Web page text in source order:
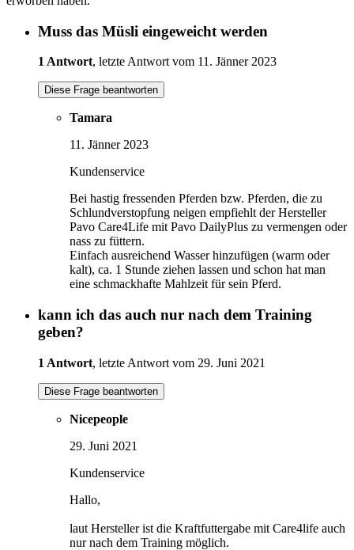
Muss das Müsli eingeweicht werden
1 Antwort, letzte Antwort vom 11. Jänner 2023
Diese Frage beantworten
Tamara
11. Jänner 2023
Kundenservice
Bei hastig fressenden Pferden bzw. Pferden, die zu
Schlundverstopfung neigen empfiehlt der Hersteller
Pavo Care4Life mit Pavo DailyPlus zu vermengen oder
nass zu füttern.
Einfach ausreichend Wasser hinzufügen (warm oder
kalt), ca. 1 Stunde ziehen lassen und schon hat man
eine schmackhafte Mahlzeit für sein Pferd.
kann ich das auch nur nach dem Training
geben?
1 Antwort, letzte Antwort vom 29. Juni 2021
Diese Frage beantworten
Nicepeople
29. Juni 2021
Kundenservice
Hallo,
laut Hersteller ist die Kraftfuttergabe mit Care4life auch
nur nach dem Training möglich.